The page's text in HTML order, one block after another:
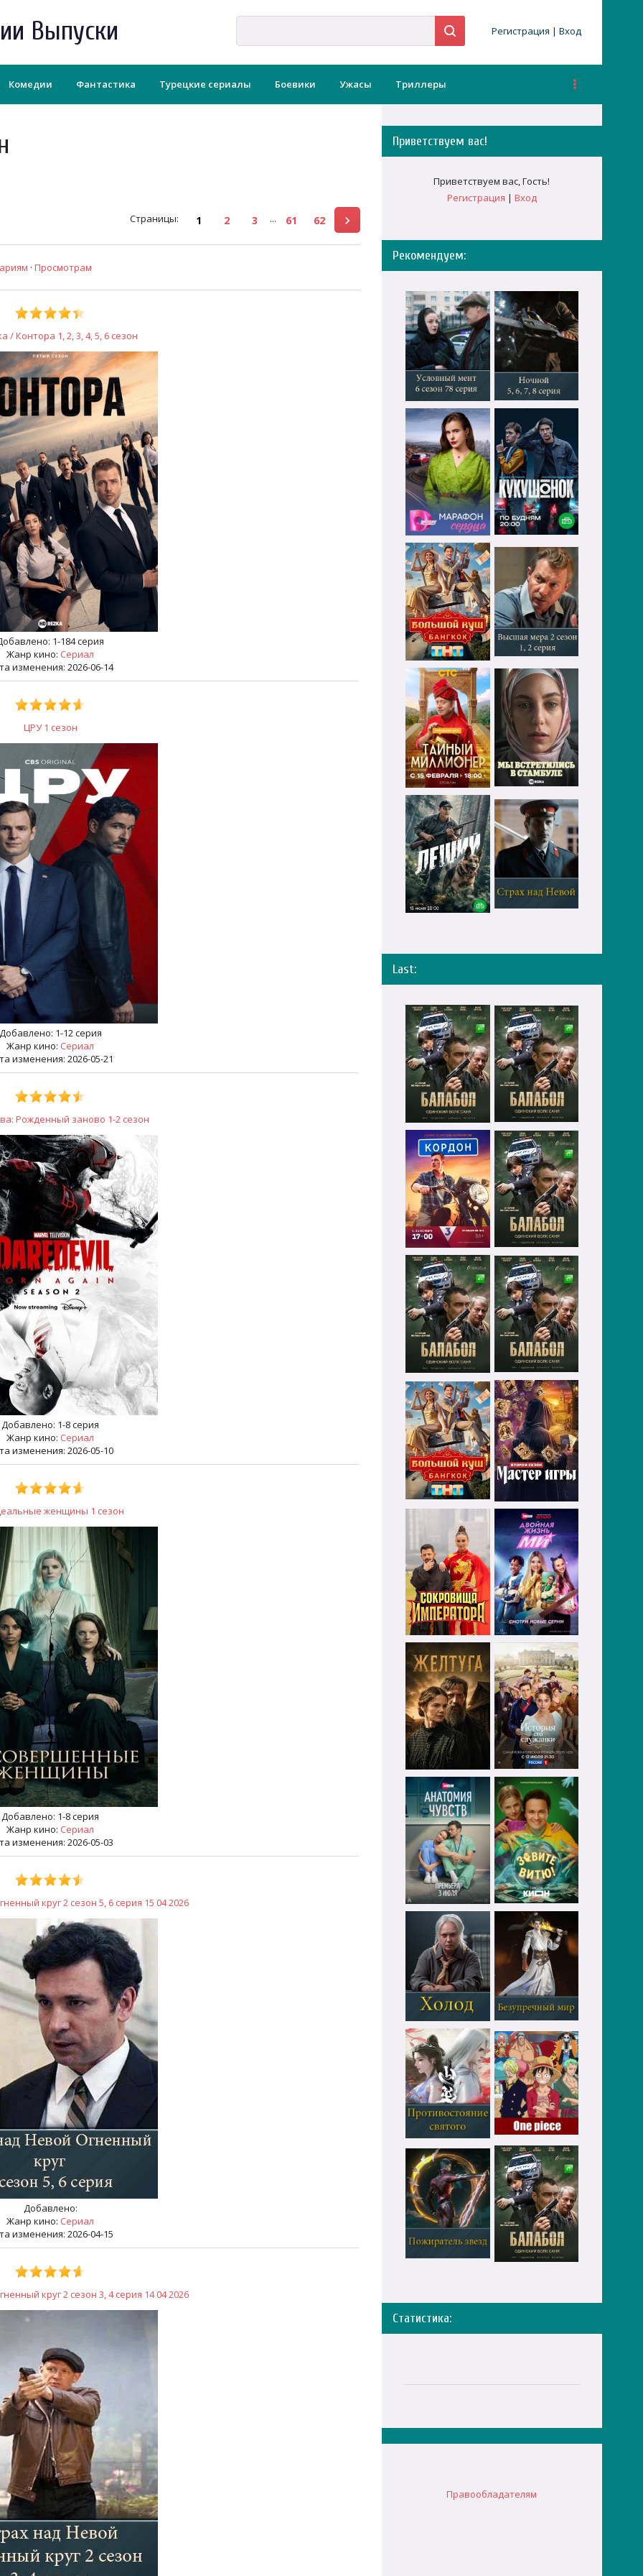
Выпуски Регистрация | Вход
Комедии Фантастика Турецкие сериалы Боевики Ужасы Триллеры
Страницы: 1 2 3 ... 61 62
· Просмотрам
/ Контора 1, 2, 3, 4, 5, 6 сезон
1-184 серия
Жанр кино: Сериал
изменения: 2026-06-14
ЦРУ 1 сезон
1-12 серия
Жанр кино: Сериал
изменения: 2026-05-21
Рожденный заново 1-2 сезон
Добавлено: 1-8 серия
Жанр кино: Сериал
изменения: 2026-05-10
женщины 1 сезон
Добавлено: 1-8 серия
Жанр кино: Сериал
изменения: 2026-05-03
круг 2 сезон 5, 6 серия 15 04 2026
Добавлено:
Жанр кино: Сериал
изменения: 2026-04-15
круг 2 сезон 3, 4 серия 14 04 2026
Приветствуем вас!
Приветствуем вас,Гость!
Регистрация | Вход
Рекомендуем:
Last:
Статистика:
Правообладателям